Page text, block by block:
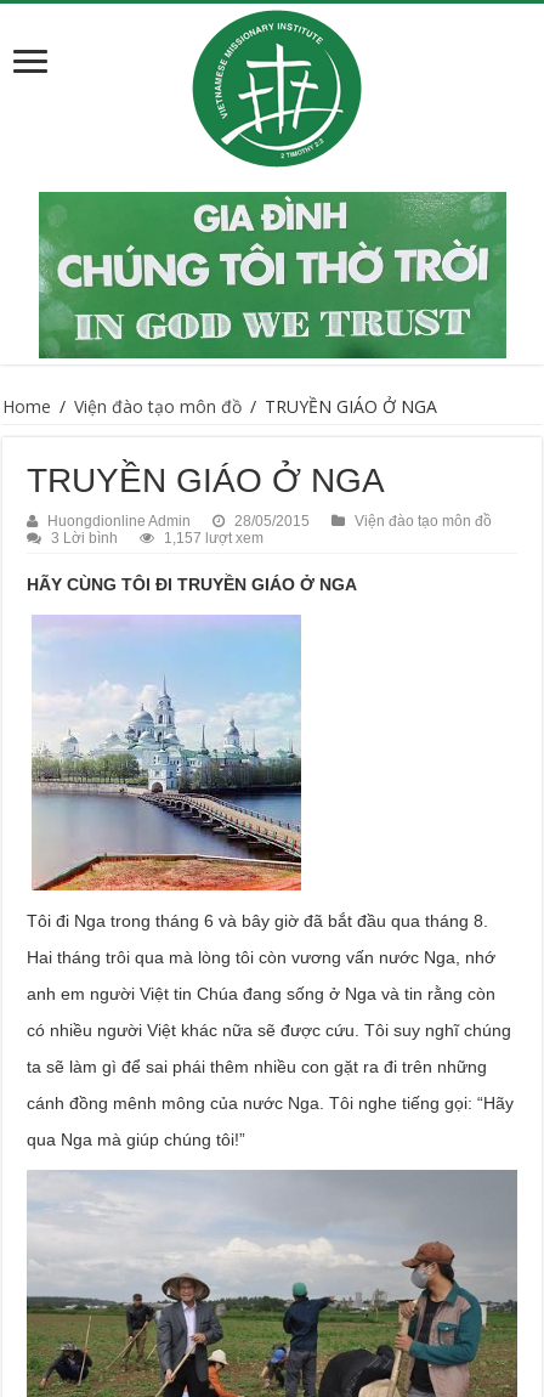
Home / Viện đào tạo môn đồ / TRUYỀN GIÁO Ở NGA
TRUYỀN GIÁO Ở NGA
Huongdionline Admin 28/05/2015
Viện đào tạo môn đồ
3 Lời bình
1,157 lượt xem
HÃY CÙNG TÔI ĐI TRUYỀN GIÁO Ở NGA
Tôi đi Nga trong tháng 6 và bây giờ đã bắt đầu qua tháng 8.
Hai tháng trôi qua mà lòng tôi còn vương vấn nước Nga, nhớ
anh em người Việt tin Chúa đang sống ở Nga và tin rằng còn
có nhiều người Việt khác nữa sẽ được cứu. Tôi suy nghĩ chúng
ta sẽ làm gì để sai phái thêm nhiều con gặt ra đi trên những
cánh đồng mênh mông của nước Nga. Tôi nghe tiếng gọi: “Hãy
qua Nga mà giúp chúng tôi!”